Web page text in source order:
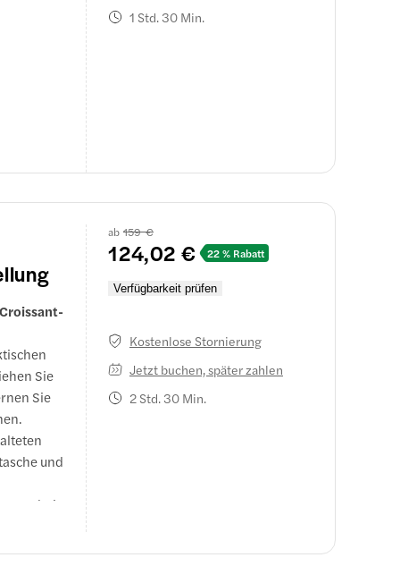
1 Std. 30 Min.
ab 159 €
124,02 € 22 % Rabatt
Verfügbarkeit prüfen
Kostenlose Stornierung
Jetzt buchen, später zahlen
2 Std. 30 Min.
Sie
Sie
und